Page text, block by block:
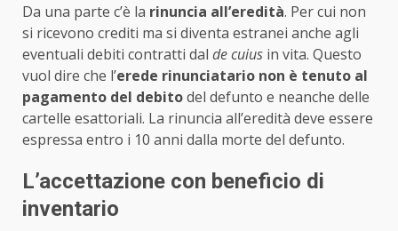
Da una parte c’è la rinuncia all’eredità. Per cui non
si ricevono crediti ma si diventa estranei anche agli
eventuali debiti contratti dal de cuius in vita. Questo
vuol dire che l’erede rinunciatario non è tenuto al
pagamento del debitodel defunto e neanche delle
cartelle esattoriali. La rinuncia all’eredità deve essere
espressa entro i 10 anni dalla morte del defunto.
L’accettazione con beneficio di
inventario